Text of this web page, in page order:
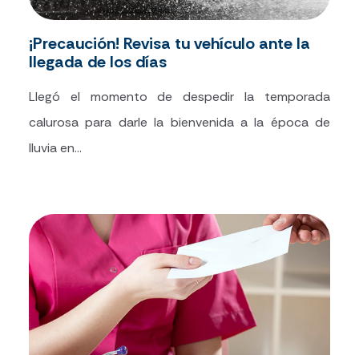
¡Precaución! Revisa tu vehículo ante la
llegada de los días
Llegó el momento de despedir la temporada
calurosa para darle la bienvenida a la época de
lluvia en...